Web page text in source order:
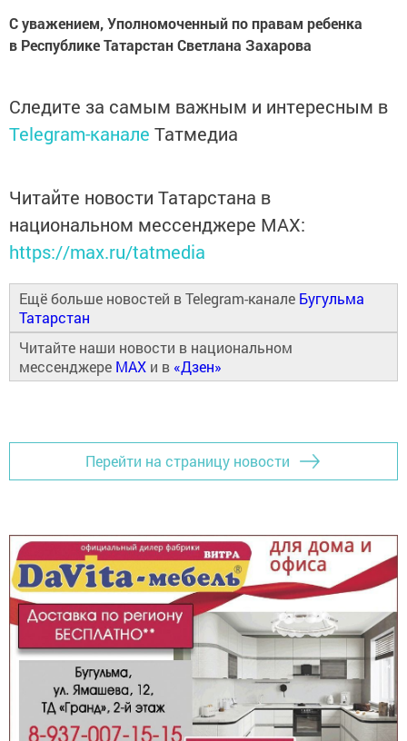
С уважением, Уполномоченный по правам ребенка
в Республике Татарстан Светлана Захарова
Следите за самым важным и интересным в
Telegram-канале Татмедиа
Читайте новости Татарстана в
национальном мессенджере MАХ:
https://max.ru/tatmedia
Ещё больше новостей в Telegram-канале Бугульма
Татарстан
Читайте наши новости в национальном
мессенджере MAX и в «Дзен»
Перейти на страницу новости